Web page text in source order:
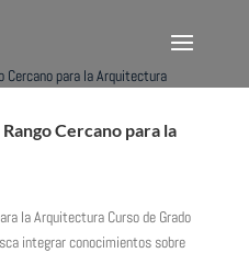
Cercano para la
la Arquitectura Curso de Grado
integrar conocimientos sobre